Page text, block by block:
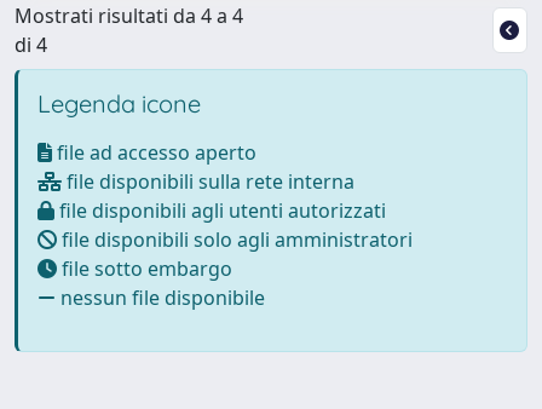
Mostrati risultati da 4 a 4
di 4
Legenda icone
file ad accesso aperto
file disponibili sulla rete interna
file disponibili agli utenti autorizzati
file disponibili solo agli amministratori
file sotto embargo
nessun file disponibile